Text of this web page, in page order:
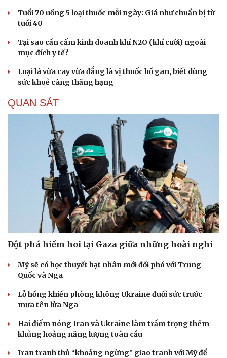
Tuổi 70 uống 5 loại thuốc mỗi ngày: Giá như chuẩn bị từ
tuổi 40
Tại sao cần cấm kinh doanh khí N2O (khí cười) ngoài
mục đích y tế?
Loại lá vừa cay vừa đắng là vị thuốc bổ gan, biết dùng
sức khoẻ càng thăng hạng
QUAN SÁT
Đột phá hiếm hoi tại Gaza giữa những hoài nghi
Mỹ sẽ có học thuyết hạt nhân mới đối phó với Trung
Quốc và Nga
Lỗ hổng khiến phòng không Ukraine đuối sức trước
mưa tên lửa Nga
Hai điểm nóng Iran và Ukraine làm trầm trọng thêm
khủng hoảng năng lượng toàn cầu
Iran tranh thủ “khoảng ngừng” giao tranh với Mỹ để